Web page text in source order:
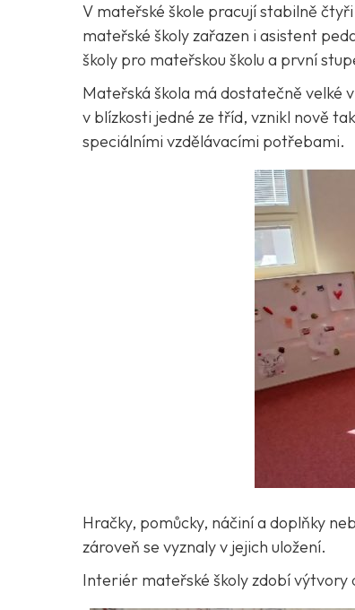
V mateřské škole pracují stabilně
mateřské školy zařazen i asistent
školy pro mateřskou školu a první
Mateřská škola má dostatečně velké
v blízkosti jedné ze tříd, vznikl nově
speciálními vzdělávacími potřebami.
Hračky, pomůcky, náčiní a doplňky
zároveň se vyznaly v jejich uložení.
Interiér mateřské školy zdobí výtvory